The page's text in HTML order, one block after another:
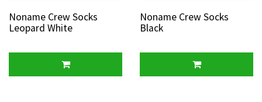
Noname Crew Socks
Leopard White
Noname Crew Socks
Black